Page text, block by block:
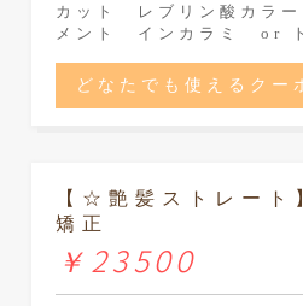
カット レブリン酸カラ
メント インカラミ or ト
どなたでも使えるクー
【☆艶髪ストレート
矯正
￥23500